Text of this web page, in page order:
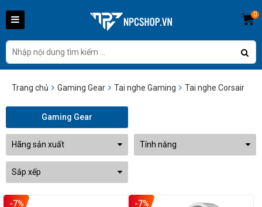
0
Trang chủ Gaming Gear Tai nghe Gaming Tai nghe Corsair
Gaming Gear
Hãng sản xuất Tính năng
Sắp xếp
-7% -7%